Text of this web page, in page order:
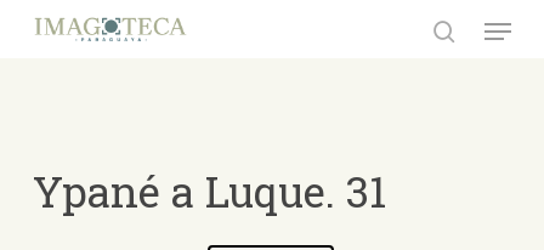
Menu
Ypané a Luque. 31